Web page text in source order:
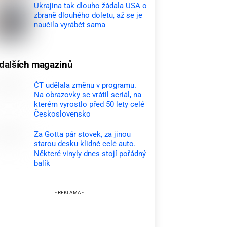
Ukrajina tak dlouho žádala USA o
zbraně dlouhého doletu, až se je
naučila vyrábět sama
magazinů
ČT udělala změnu v programu.
Na obrazovky se vrátil seriál, na
kterém vyrostlo před 50 lety celé
Československo
Za Gotta pár stovek, za jinou
starou desku klidně celé auto.
Některé vinyly dnes stojí pořádný
balík